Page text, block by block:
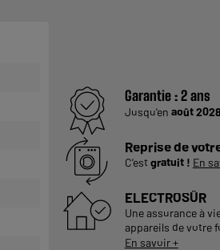
Garantie :2 ans
Jusqu'en août 2028
Reprise de
C'estgratuit ! En
ELECTROSÛR
Une assurance à
appareils de votre
En savoir +